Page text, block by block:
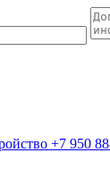
+7 950